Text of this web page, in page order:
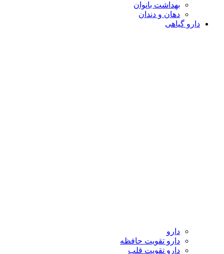
بهداشت بانوان
دهان و دندان
دارو گیاهی
دارو
دارو تقویت حافظه
دارو تقویت قلب